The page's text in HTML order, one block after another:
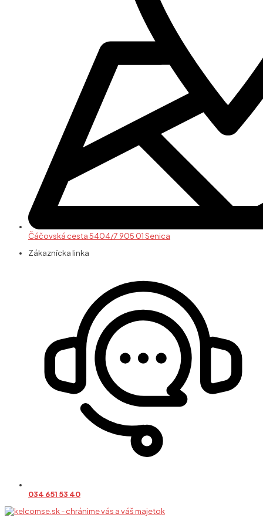
Čáčovská cesta 5404/7 905 01 Senica
Zákaznícka linka
034 651 53 40